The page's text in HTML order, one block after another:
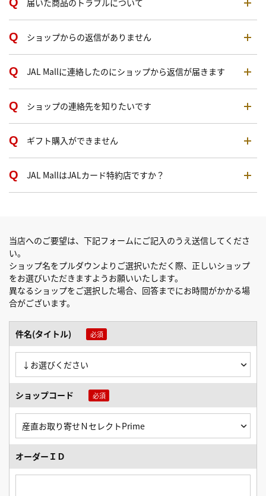
届いた商品のトラブルについて
ショップからの返信がありません
JAL Mallに連絡したのにショップから返信が届きます
ショップの連絡先を知りたいです
ギフト購入ができません
JAL MallはJALカード特約店ですか？
当店へのご要望は、下記フォームにご記入のうえ送信してくださ
い。
ショップ名をプルダウンよりご選択いただく際、正しいショップ
をお選びいただきますようお願いいたします。
異なるショップをご選択した場合、回答までにお時間がかかる場
合がございます。
件名(タイトル)
ショップコード
オーダーＩＤ